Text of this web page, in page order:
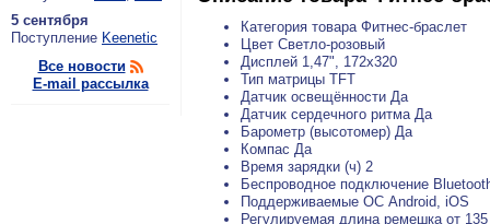
5 сентября
По­ступ­ле­ние Keenetic
Все новости
E-mail рассылка
Категория товара Фитнес-браслет
Цвет Светло-розовый
Дисплей 1,47", 172x320
Тип матрицы TFT
Датчик освещённости Да
Датчик сердечного ритма Да
Барометр (высотомер) Да
Компас Да
Время зарядки (ч) 2
Беспроводное подключение
Поддерживаемые ОС Android, iOS
Регулируемая длина ремешка от